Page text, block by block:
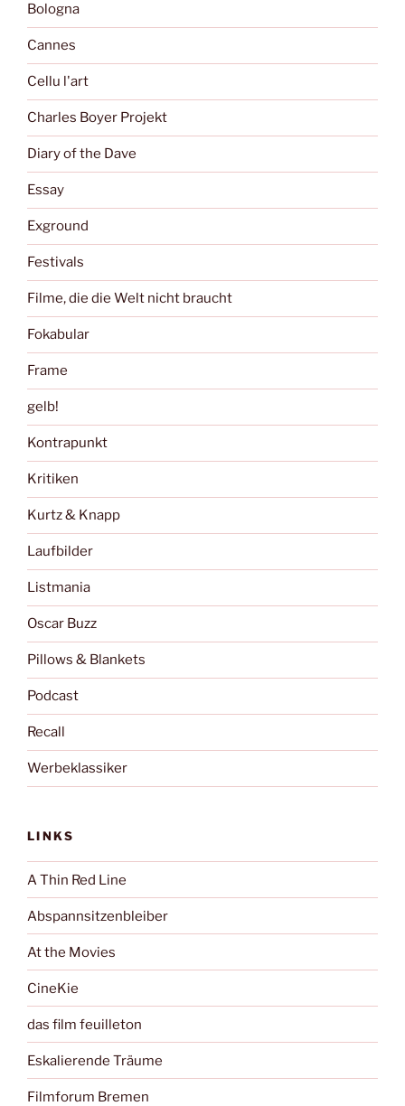
Bologna
Cannes
Cellu l'art
Charles Boyer Projekt
Diary of the Dave
Essay
Exground
Festivals
Filme, die die Welt nicht braucht
Fokabular
Frame
gelb!
Kontrapunkt
Kritiken
Kurtz & Knapp
Laufbilder
Listmania
Oscar Buzz
Pillows & Blankets
Podcast
Recall
Werbeklassiker
LINKS
A Thin Red Line
Abspannsitzenbleiber
At the Movies
CineKie
das film feuilleton
Eskalierende Träume
Filmforum Bremen